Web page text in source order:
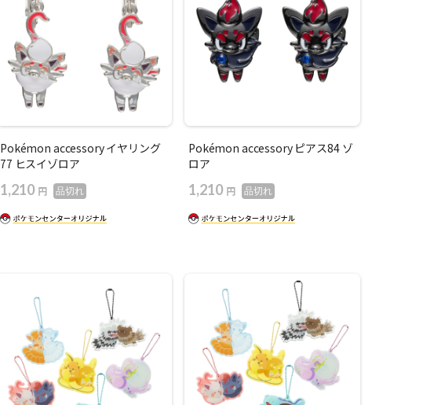
Pokémon accessory イヤリング
77 ヒスイゾロア
1,210 円 品切れ
Pokémon accessory ピアス84 ゾ
ロア
1,210 円 品切れ